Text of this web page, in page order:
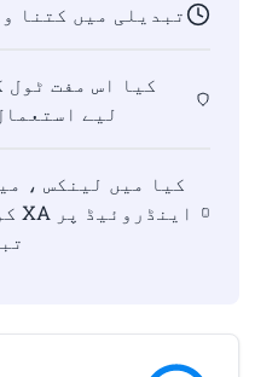
تبدیلی میں کتنا
کیا اس مفت ٹول
لیے
کیا میں لینکس ،